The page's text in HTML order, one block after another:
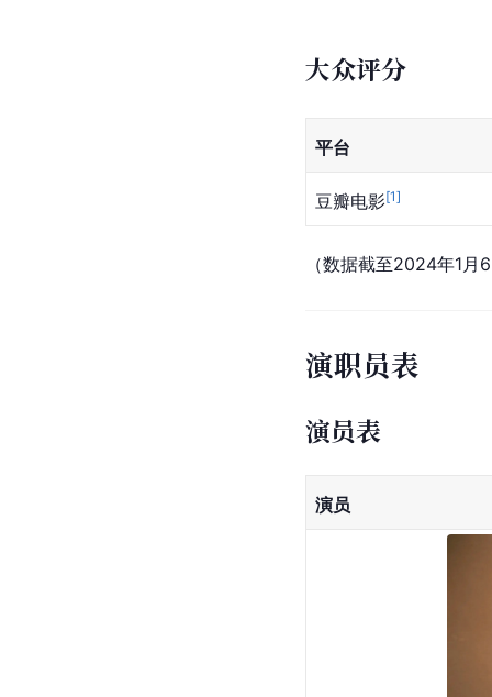
大众评分
平台
豆瓣电影[1]
（数据截至2024年1月
演职员表
演员表
演员